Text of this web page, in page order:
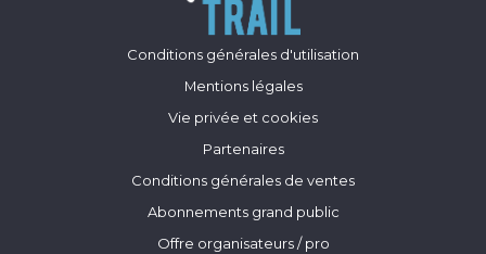
Conditions générales d'utilisation
Mentions légales
Vie privée et cookies
Partenaires
Conditions générales de ventes
Abonnements grand public
Offre organisateurs / pro